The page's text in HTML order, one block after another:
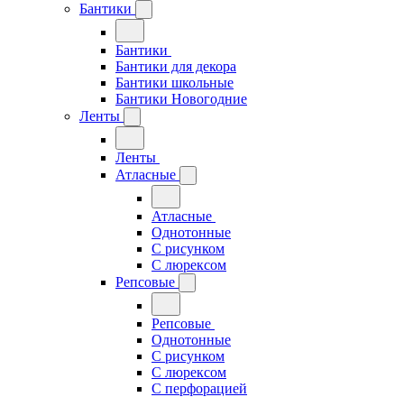
Бантики
Бантики
Бантики для декора
Бантики школьные
Бантики Новогодние
Ленты
Ленты
Атласные
Атласные
Однотонные
С рисунком
С люрексом
Репсовые
Репсовые
Однотонные
С рисунком
С люрексом
С перфорацией